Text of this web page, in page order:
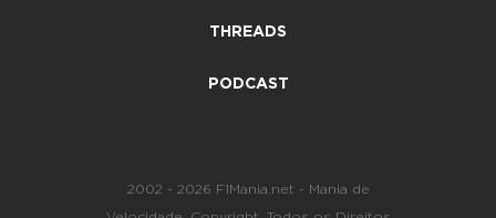
THREADS
PODCAST
2002 - 2026 F1Mania.net - Mania de